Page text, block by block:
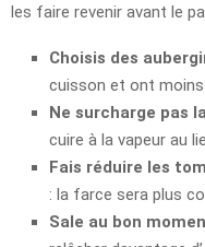
les faire revenir avant le
Choisis des
cuisson et ont moins
Ne surcharge pas
cuire à la vapeur au
Fais réduire les
: la farce sera plus
Sale au bon